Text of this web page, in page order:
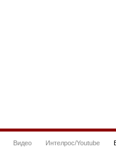
Видео Интелрос/Youtube